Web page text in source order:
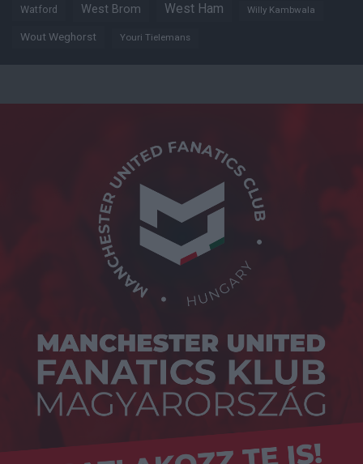
Watford West Brom West Ham Willy Kambwala
Wout Weghorst Youri Tielemans